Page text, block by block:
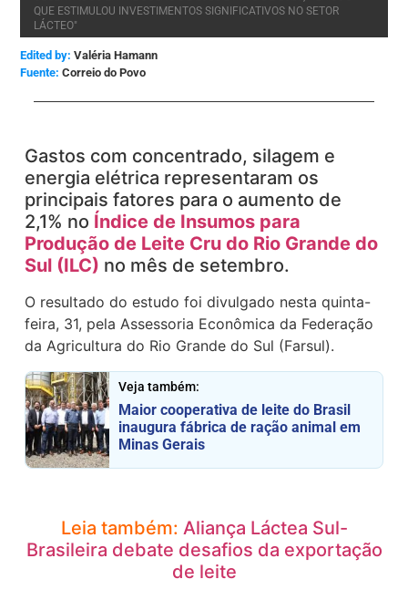
QUE ESTIMULOU INVESTIMENTOS SIGNIFICATIVOS NO SETOR
LÁCTEO"
Edited by: Valéria Hamann
Correio do Povo
Gastos com concentrado, silagem e
energia elétrica representaram os
principais fatores para o aumento de
2,1% no Índice de Insumos para
Produção de Leite Cru do Rio Grande do
Sul (ILC) no mês de setembro.
O resultado do estudo foi divulgado nesta quinta-
feira, 31, pela Assessoria Econômica da Federação
da Agricultura do Rio Grande do Sul (Farsul).
Veja também:
Maior cooperativa de leite do Brasil
inaugura fábrica de ração animal em
Minas Gerais
Leia também: Aliança Láctea Sul-
Brasileira debate desafios da exportação
de leite